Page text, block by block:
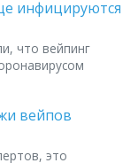
инфицируются
что вейпинг
вейпов
это